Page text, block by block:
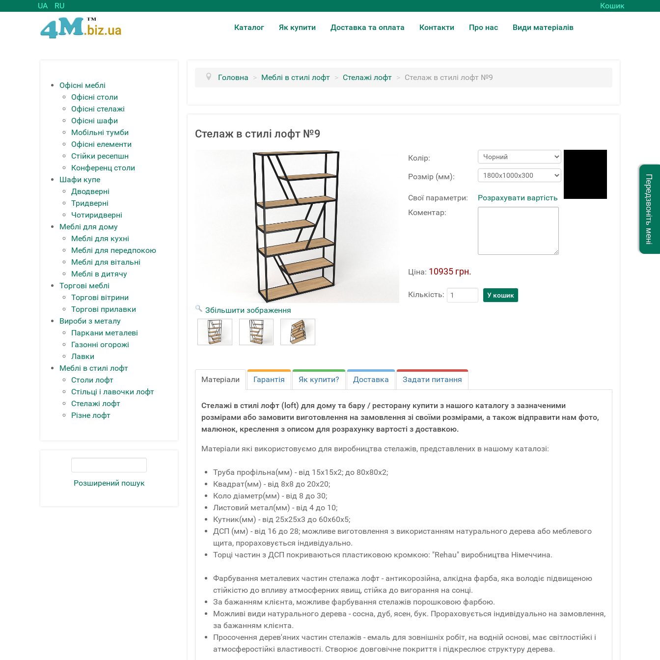
UA RU Кошик
Каталог Як купити Доставка та оплата Контакти Про нас Види матеріалів
Офісні меблі
Офісні столи
Офісні стелажі
Офісні шафи
Мобільні тумби
Офісні елементи
Стійки ресепшн
Конференц столи
Шафи купе
Дводверні
Тридверні
Чотиридверні
Меблі для дому
Меблі для кухні
Меблі для передпокою
Меблі для вітальні
Меблі в дитячу
Торгові меблі
Торгові вітрини
Торгові прилавки
Вироби з металу
Паркани металеві
Газонні огорожі
Лавки
Меблі в стилі лофт
Столи лофт
Стільці і лавочки лофт
Стелажі лофт
Різне лофт
Розширений пошук
Головна > Меблі в стилі лофт > Стелажі лофт > Стелаж в стилі лофт №9
Стелаж в стилі лофт №9
Збільшити зображення
Колір:
Розмір (мм):
Свої параметри:
Розрахувати вартість
Коментар:
Ціна: 10935 грн.
Кількість:
Матеріали Гарантія Як купити? Доставка Задати питання
Стелажі в стилі лофт (loft) для дому та бару / ресторану купити з нашого каталогу з зазначеними
розмірами або замовити виготовлення на замовлення зі своїми розмірами, а також відправити нам фото,
малюнок, креслення з описом для розрахунку вартості з доставкою.
Матеріали які використовуємо для виробництва стелажів, представлених в нашому каталозі:
Труба профільна(мм) - від 15x15x2; до 80x80x2;
Квадрат(мм) - від 8x8 до 20x20;
Коло діаметр(мм) - від 8 до 30;
Листовий метал(мм) - від 4 до 10;
Кутник(мм) - від 25x25x3 до 60x60x5;
ДСП (мм) - від 16 до 28; можливе виготовлення з використанням натурального дерева або меблевого
щита, прораховується індивідуально.
Торці частин з ДСП покриваються пластиковою кромкою: "Rehau" виробництва Німеччина.
Фарбування металевих частин стелажа лофт - антикорозійна, алкідна фарба, яка володіє підвищеною
стійкістю до впливу атмосферних явищ, стійка до вигорання на сонці.
За бажанням клієнта, можливе фарбування стелажів порошковою фарбою.
Можливі види натурального дерева - сосна, дуб, ясен, бук. Прораховується індивідуально на замовлення,
за бажанням клієнта.
Просочення дерев'яних частин стелажів - емаль для зовнішніх робіт, на водній основі, має світлостійкі і
атмосферостійкі властивості. Створює довговічне покриття і підкреслює структуру дерева.
Передзвоніть мені